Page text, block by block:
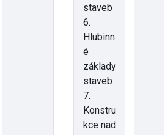
staveb
6.
Hlubinn
é
základy
staveb
7.
Konstru
kce nad